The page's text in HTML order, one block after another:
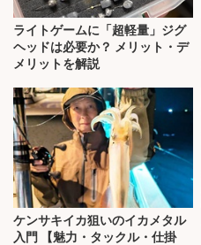
ライトゲームに「超軽量」ジグ
ヘッドは必要か？ メリット・デ
メリットを解説
ケンサキイカ狙いのイカメタル
入門 【魅力・タックル・仕掛